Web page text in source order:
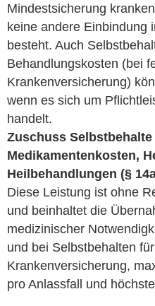
Mindestsicherung
keine andere Einbindung
besteht. Auch
Behandlungskosten (bei
Krankenversicherung)
wenn es sich um
handelt.
Zuschuss
Medikamentenkosten,
Heilbehandlungen (§
Diese Leistung ist ohne
und beinhaltet die
medizinischer
und bei Selbstbehalten
Krankenversicherung,
pro Anlassfall und